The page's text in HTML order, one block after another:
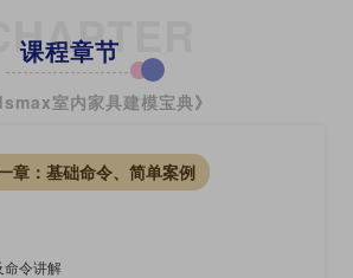
CHAPTER
课程章节
室内家具建模宝典》
章：基础命令、简单案例
命令讲解